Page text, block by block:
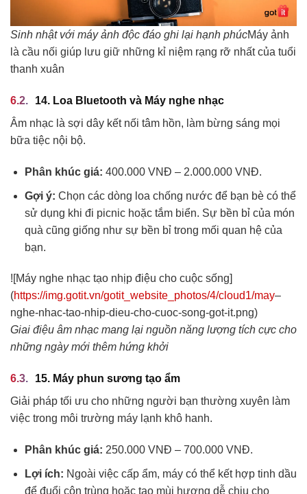
Sinh nhật với máy ảnh độc đáo ghi lại hạnh phúcMáy ảnh
là cầu nối giúp lưu giữ những kỉ niệm rạng rỡ nhất của tuổi
thanh xuân
14. Loa Bluetooth và Máy nghe nhạc
Âm nhạc là sợi dây kết nối tâm hồn, làm bừng sáng mọi
bữa tiệc nội bộ.
Phân khúc giá: 400.000 VNĐ – 2.000.000 VNĐ.
Gợi ý: Chọn các dòng loa chống nước để bạn bè có thể
sử dụng khi đi picnic hoặc tắm biển. Sự bền bỉ của món
quà cũng giống như sự bền bỉ trong mối quan hệ của
bạn.
![Máy nghe nhạc tạo nhịp điệu cho cuộc sống]
(https://img.gotit.vn/gotit_website_photos/4/cloud1/may–
nghe-nhac-tao-nhip-dieu-cho-cuoc-song-got-it.png)
Giai điệu âm nhạc mang lại nguồn năng lượng tích cực cho
những ngày mới thêm hứng khởi
15. Máy phun sương tạo ẩm
Giải pháp tối ưu cho những người bạn thường xuyên làm
việc trong môi trường máy lạnh khô hanh.
Phân khúc giá: 250.000 VNĐ – 700.000 VNĐ.
Lợi ích: Ngoài việc cấp ẩm, máy có thể kết hợp tinh dầu
để đuổi côn trùng hoặc tạo mùi hương dễ chịu cho